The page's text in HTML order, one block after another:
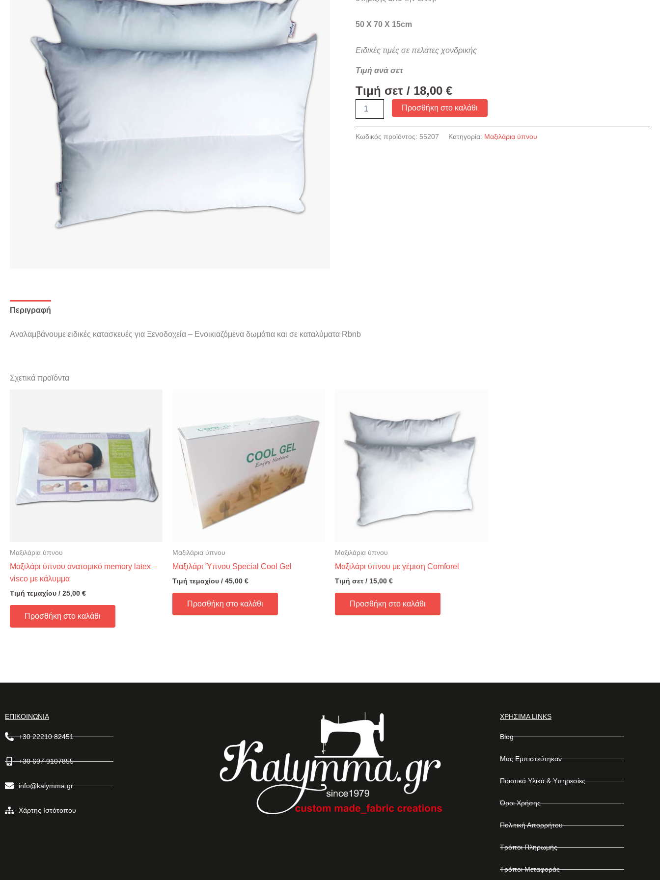
50 X 70 Χ 15cm
Ειδικές τιμές σε πελάτες χονδρικής
Τιμή ανά σετ
Τιμή σετ / 18,00€
με
Comforel
Προσθήκη στο καλάθι
Κωδικός προϊόντος: 55207 Κατηγορία: Μαξιλάρια ύπνου
Περιγραφή
Αναλαμβάνουμε ειδικές κατασκευές για Ξενοδοχεία – Ενοικιαζόμενα δωμάτια και σε καταλύματα Rbnb
Σχετικά προϊόντα
Μαξιλάρια ύπνου
Μαξιλάρι ύπνου ανατομικό memory latex –
visco με κάλυμμα
Τιμή τεμαχίου / 25,00 €
Προσθήκη στο καλάθι
Μαξιλάρια ύπνου
Μαξιλάρι Ύπνου Special Cool Gel
Τιμή τεμαχίου / 45,00 €
Προσθήκη στο καλάθι
Μαξιλάρια ύπνου
Μαξιλάρι ύπνου με γέμιση Comforel
Τιμή σετ / 15,00 €
Προσθήκη στο καλάθι
ΕΠΙΚΟΙΝΩΝΙΑ
+30 22210 82451
+30 697 9107855
info@kalymma.gr
Χάρτης Ιστότοπου
ΧΡΗΣΙΜΑ LINKS
Blog
Μας Εμπιστεύτηκαν
Ποιοτικά Υλικά & Υπηρεσίες
Όροι Χρήσης
Πολιτική Απορρήτου
Τρόποι Πληρωμής
Τρόποι Μεταφοράς